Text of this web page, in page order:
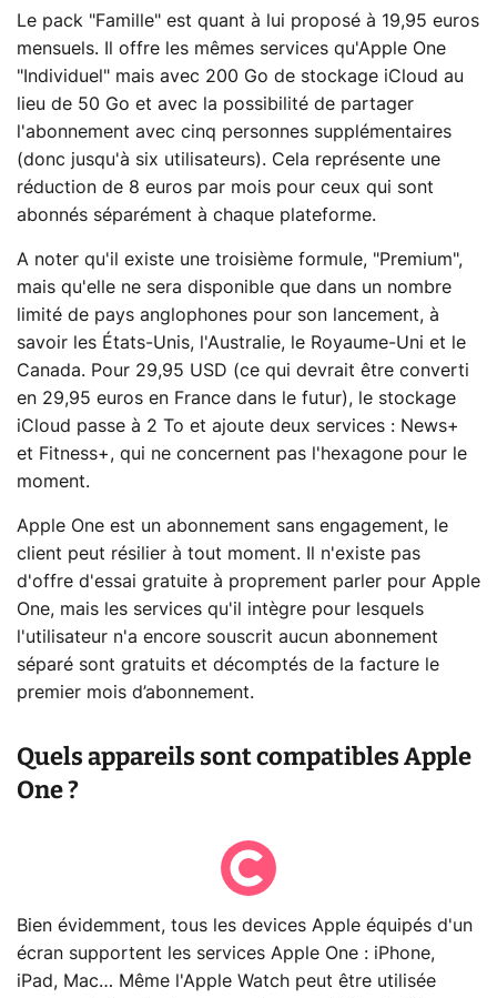
Le pack "Famille" est quant à lui proposé à 19,95 euros
mensuels. Il offre les mêmes services qu'Apple One
"Individuel" mais avec 200 Go de stockage iCloud au
lieu de 50 Go et avec la possibilité de partager
l'abonnement avec cinq personnes supplémentaires
(donc jusqu'à six utilisateurs). Cela représente une
réduction de 8 euros par mois pour ceux qui sont
abonnés séparément à chaque plateforme.
A noter qu'il existe une troisième formule, "Premium",
mais qu'elle ne sera disponible que dans un nombre
limité de pays anglophones pour son lancement, à
savoir les États-Unis, l'Australie, le Royaume-Uni et le
Canada. Pour 29,95 USD (ce qui devrait être converti
en 29,95 euros en France dans le futur), le stockage
iCloud passe à 2 To et ajoute deux services : News+
et Fitness+, qui ne concernent pas l'hexagone pour le
moment.
Apple One est un abonnement sans engagement, le
client peut résilier à tout moment. Il n'existe pas
d'offre d'essai gratuite à proprement parler pour Apple
One, mais les services qu'il intègre pour lesquels
l'utilisateur n'a encore souscrit aucun abonnement
séparé sont gratuits et décomptés de la facture le
premier mois d’abonnement.
Quels appareils sont compatibles Apple
One ?
Bien évidemment, tous les devices Apple équipés d'un
écran supportent les services Apple One : iPhone,
iPad, Mac… Même l'Apple Watch peut être utilisée